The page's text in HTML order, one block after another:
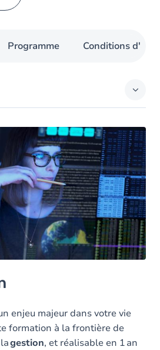
Programme Conditions
à l’UNamur
enjeu majeur dans votre vie
formation à la frontière de
gestion, et réalisable en 1 an